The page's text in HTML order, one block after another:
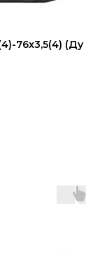
76x3,5(4) (Ду